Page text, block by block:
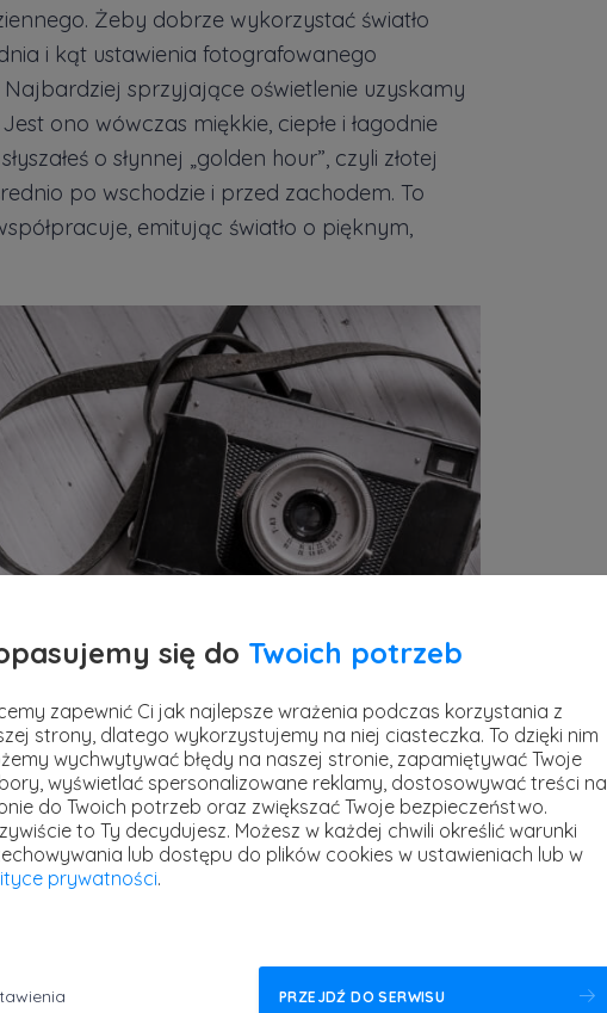
Żeby dobrze wykorzystać światło
i kąt ustawienia fotografowanego
sprzyjające oświetlenie uzyskamy
ono wówczas miękkie, ciepłe i łagodnie
o słynnej „golden hour”, czyli złotej
po wschodzie i przed zachodem. To
emitując światło o pięknym,
się do Twoich potrzeb
zapewnić Ci jak najlepsze wrażenia podczas korzystania z
strony, dlatego wykorzystujemy na niej ciasteczka. To dzięki nim
wychwytywać błędy na naszej stronie, zapamiętywać Twoje
wyświetlać spersonalizowane reklamy, dostosowywać treści na
do Twoich potrzeb oraz zwiększać Twoje bezpieczeństwo.
to Ty decydujesz. Możesz w każdej chwili określić warunki
lub dostępu do plików cookies w ustawieniach lub w
prywatności.
PRZEJDŹ DO SERWISU